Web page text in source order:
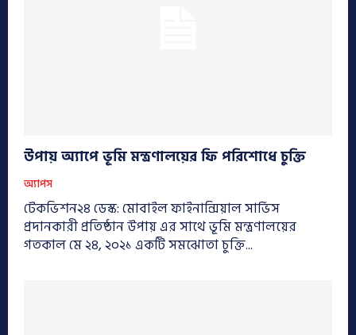
উপায় অ্যাপে ভূমি মন্ত্রণালয়ের ফি পরিশোধে চুক্তি
অ্যাপস
টেকভিশন২৪ ডেস্ক: মোবাইল ফাইনান্সিয়াল সার্ভিস
প্রদানকারী প্রতিষ্ঠান উপায় এর সাথে ভূমি মন্ত্রণালয়ের
গতকাল মে ২৪, ২০২১ একটি সমঝোতা চুক্তি...